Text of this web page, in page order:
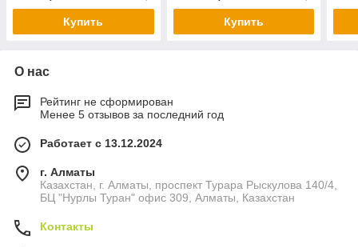
Купить Купить
О нас
Рейтинг не сформирован
Менее 5 отзывов за последний год
Работает с 13.12.2024
г. Алматы
Казахстан, г. Алматы, проспект Турара Рыскулова 140/4,
БЦ "Нурлы Туран" офис 309, Алматы, Казахстан
Контакты